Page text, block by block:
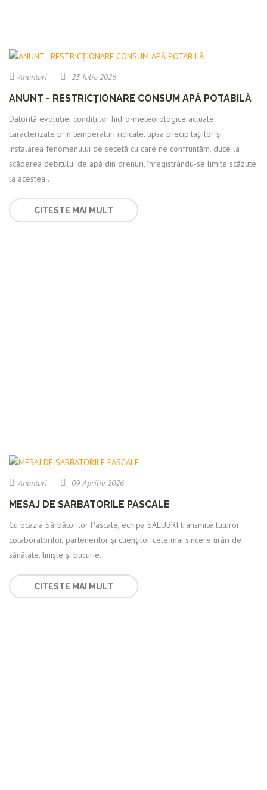
Anunturi 23 Iulie 2026
ANUNT - RESTRICȚIONARE CONSUM APĂ POTABILĂ
Datorită evoluției condițiilor hidro-meteorologice actuale
caracterizate prin temperaturi ridicate, lipsa precipitațiilor și
instalarea fenomenului de secetă cu care ne confruntăm, duce la
scăderea debitului de apă din drenuri, înregistrându-se limite scăzute
la acestea...
CITESTE MAI MULT
Anunturi 09 Aprilie 2026
MESAJ DE SARBATORILE PASCALE
Cu ocazia Sărbătorilor Pascale, echipa SALUBRI transmite tuturor
colaboratorilor, partenerilor și clienților cele mai sincere urări de
sănătate, liniște și bucurie...
CITESTE MAI MULT